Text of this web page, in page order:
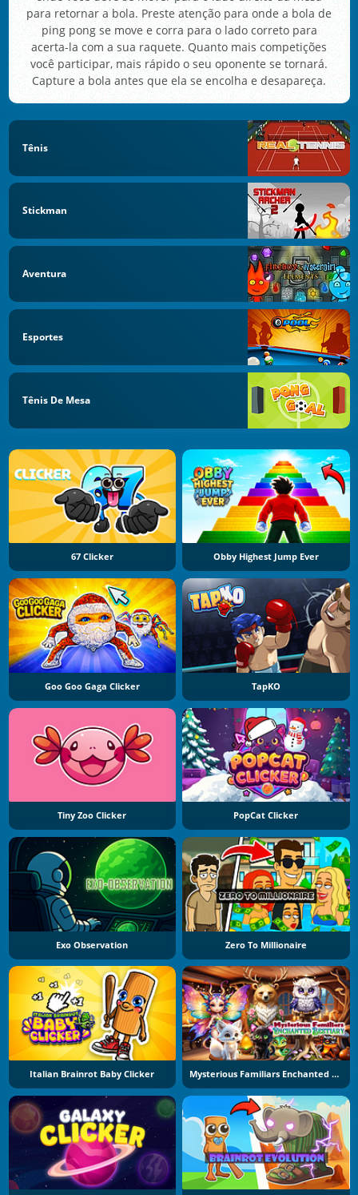
para retornar a bola. Preste atenção para onde a bola de
ping pong se move e corra para o lado correto para
acerta-la com a sua raquete. Quanto mais competições
você participar, mais rápido o seu oponente se tornará.
Capture a bola antes que ela se encolha e desapareça.
Tênis
Stickman
Aventura
Esportes
Tênis De Mesa
67 Clicker Obby Highest Jump Ever
Goo Goo Gaga Clicker TapKO
Tiny Zoo Clicker PopCat Clicker
Exo Observation Zero To Millionaire
Italian Brainrot Baby Clicker Mysterious Familiars Enchanted Bestiary